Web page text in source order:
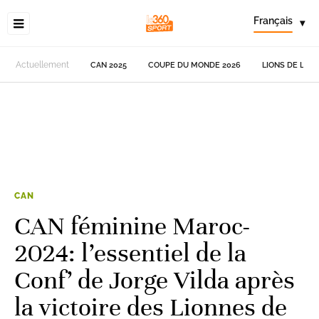
Français ▾
Actuellement CAN 2025 COUPE DU MONDE 2026 LIONS DE
CAN
CAN féminine Maroc-
2024: l’essentiel de la
Conf’ de Jorge Vilda après
la victoire des Lionnes de